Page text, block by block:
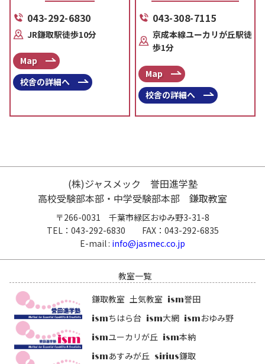
043-292-6830
JR鎌取駅徒歩10分
Map
校舎の詳細へ
043-308-7115
京成本線ユーカリが丘駅徒
歩1分
Map
校舎の詳細へ
(株)ジャスメック 誉田進学塾
高校受験部本部・中学受験部本部 鎌取教室
〒266-0031 千葉市緑区おゆみ野3-31-8
TEL：043-292-6830 FAX：043-292-6835
E-mail : info@jasmec.co.jp
教室一覧
鎌取教室 土気教室 ism誉田
ismちはら台 ism大網 ismおゆみ野
ismユーカリが丘 ism本納
ismあすみが丘 sirius鎌取